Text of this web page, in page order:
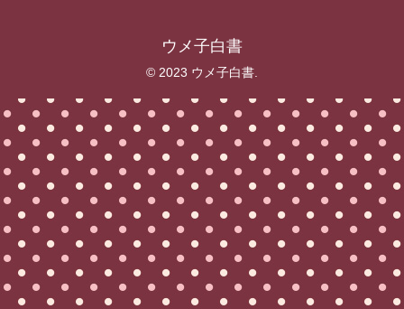
ウメ子白書
© 2023 ウメ子白書.